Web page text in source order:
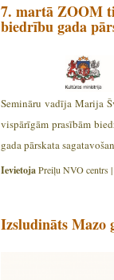
7. martā ZOOM
biedrību gada
Semināru vadīja Marija
vispārīgām prasībām
gada pārskata
IevietojaPreiļu NVO centrs |
Izsludināts Mazo